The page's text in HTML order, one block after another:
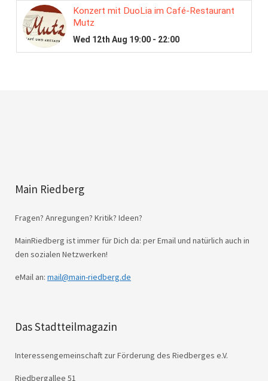
Main Riedberg
Fragen? Anregungen? Kritik? Ideen?
MainRiedberg ist immer für Dich da: per Email und natürlich auch in
den sozialen Netzwerken!
eMail an: mail@main-riedberg.de
Das Stadtteilmagazin
Interessengemeinschaft zur Förderung des Riedberges e.V.
Riedbergallee 51